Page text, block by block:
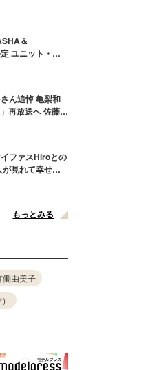
＆
ユニット・
ん追悼 亀梨和
再放送へ 佐藤隆
ファスHiroとの
見れて幸せ」
もっとみる
働由美子